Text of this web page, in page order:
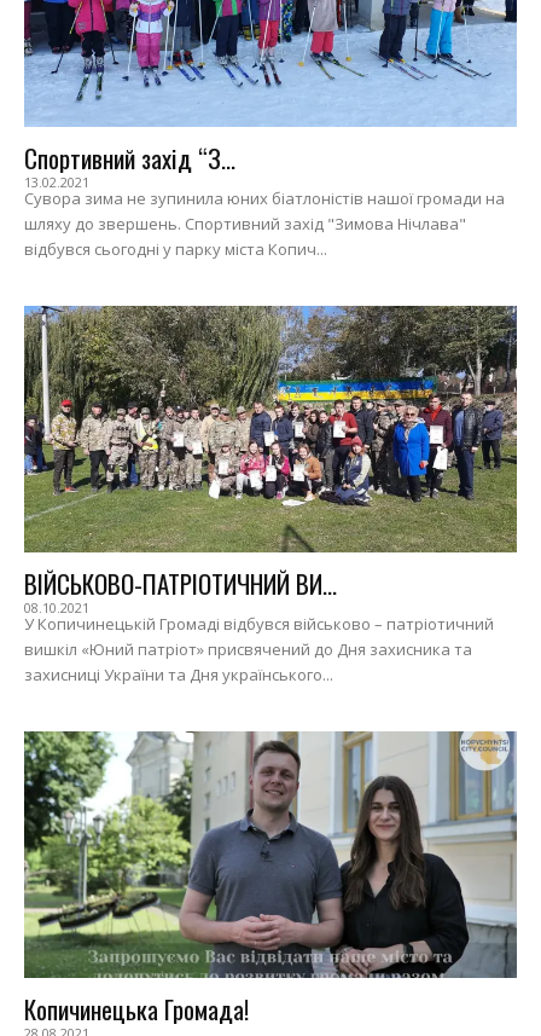
Спортивний захід “З...
13.02.2021
Сувора зима не зупинила юних біатлоністів нашої громади на
шляху до звершень. Спортивний захід "Зимова Нічлава"
відбувся сьогодні у парку міста Копич...
ВІЙСЬКОВО-ПАТРІОТИЧНИЙ ВИ...
08.10.2021
У Копичинецькій Громаді відбувся військово – патріотичний
вишкіл «Юний патріот» присвячений до Дня захисника та
захисниці України та Дня українського...
Копичинецька Громада!